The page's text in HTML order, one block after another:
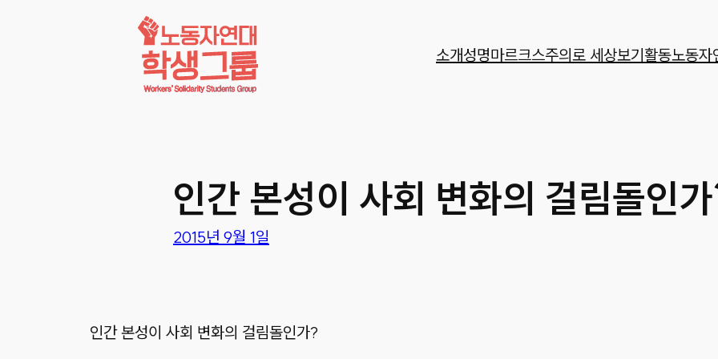
소개성명마르크스주의로 세상보기활동노동자
인간 본성이 사회 변화의 걸림돌인
2015년 9월 1일
인간 본성이 사회 변화의 걸림돌인가?